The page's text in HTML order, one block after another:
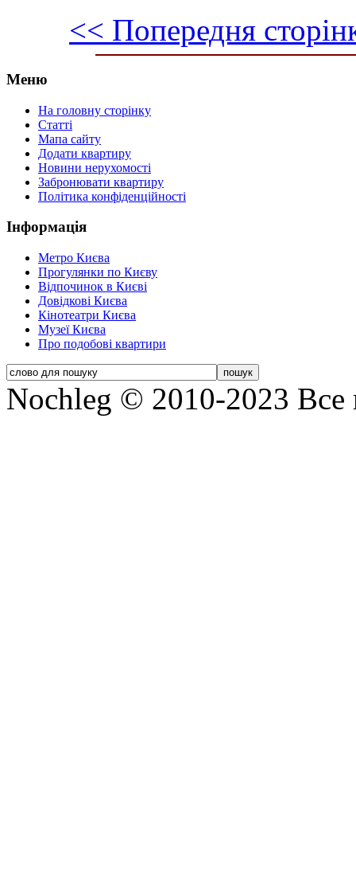
<< Попередня
Меню
На головну сторінку
Статті
Мапа сайту
Додати квартиру
Новини нерухомості
Забронювати квартиру
Політика конфіденційності
Інформація
Метро Києва
Прогулянки по Києву
Відпочинок в Києві
Довідкові Києва
Кінотеатри Києва
Музеї Києва
Про подобові квартири
Nochleg © 2010-2023